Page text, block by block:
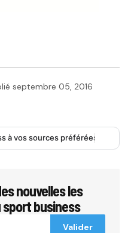
septembre 05, 2016
à vos sources préférées
nouvelles les
business
Valider